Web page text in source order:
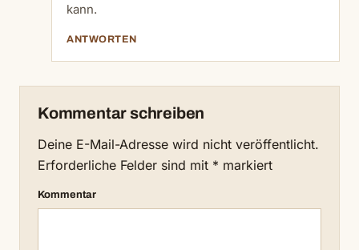
kann.
ANTWORTEN
Kommentar schreiben
Deine E-Mail-Adresse wird nicht veröffentlicht.
Erforderliche Felder sind mit * markiert
Kommentar